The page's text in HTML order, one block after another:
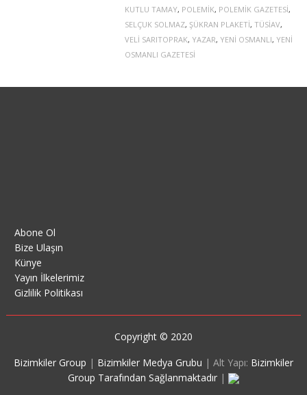
KUTLU TAMAY, POLEMIK, POLEMIK GAZETESI,
SELÇUK SOLMAZ, ŞÜKRAN PLAKETI, TÜSIAV,
VELI SARITOPRAK, YAZAR, YENI OSMANLI, YENI
OSMANLI GAZETESI
Abone Ol
Bize Ulaşın
Künye
Yayın İlkelerimiz
Gizlilik Politikası
Copyright © 2020
Bizimkiler Group | Bizimkiler Medya Grubu | Alt Yapı: Bizimkiler
Group Tarafından Sağlanmaktadır |